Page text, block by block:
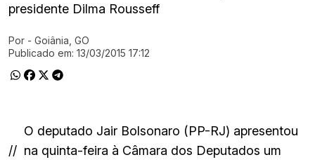
presidente Dilma Rousseff
Ir direto pra matéria
Por - Goiânia, GO
Publicado em: 13/03/2015 17:12
//
O deputado Jair Bolsonaro (PP-RJ) apresentou
na quinta-feira à Câmara dos Deputados um